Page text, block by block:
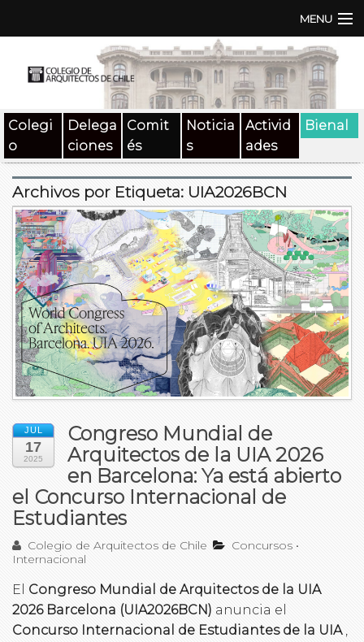
MENU
Documentos
SAT
Beneficios
Medios
Contacto
Buscar:
Colegi
o
Delega
ciones
Comit
és
Noticia
s
Activid
ades
Bienal
Archivos por Etiqueta: UIA2026BCN
JUL
17
2025
Congreso Mundial de
Arquitectos de la UIA 2026
en Barcelona: Ya está abierto
el Concurso Internacional de
Estudiantes
Colegio de Arquitectos de Chile Concursos •
Internacional
El Congreso Mundial de Arquitectos de la UIA
2026 Barcelona (UIA2026BCN) anuncia el
Concurso Internacional de Estudiantes de la UIA,